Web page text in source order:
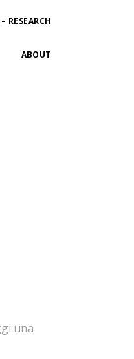
RESEARCH
ABOUT
una